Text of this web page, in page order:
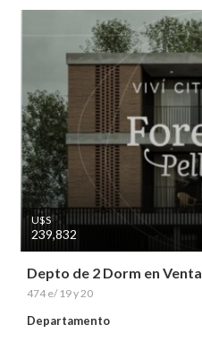
U$S
239,832
Depto de 2 Dorm en Venta
474 e/ 19 y 20
Departamento